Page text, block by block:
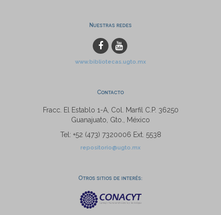
Nuestras redes
www.bibliotecas.ugto.mx
Contacto
Fracc. El Establo 1-A, Col. Marfil C.P. 36250
Guanajuato, Gto., México
Tel: +52 (473) 7320006 Ext. 5538
repositorio@ugto.mx
Otros sitios de interés: